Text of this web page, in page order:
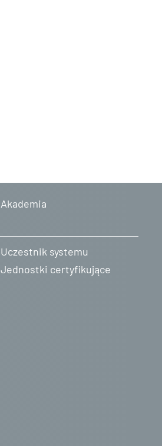
Akademia
Uczestnik systemu
Jednostki certyfikujące